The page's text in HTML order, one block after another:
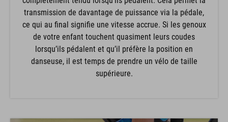
transmission de davantage de puissance via la pédale,
ce qui au final signifie une vitesse accrue. Si les genoux
de votre enfant touchent quasiment leurs coudes
lorsqu’ils pédalent et qu’il préfère la position en
danseuse, il est temps de prendre un vélo de taille
supérieure.